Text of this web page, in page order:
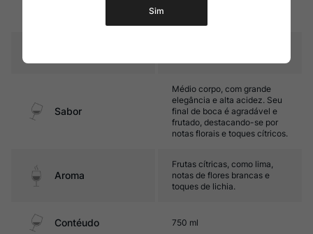
Sabor
Médio corpo, com grande
elegância e alta acidez. Seu
final de boca é agradável e
frutado, destacando-se por
notas florais e toques cítricos.
Aroma
Frutas cítricas, como lima,
notas de flores brancas e
toques de lichia.
Contéudo 750 ml
Sim